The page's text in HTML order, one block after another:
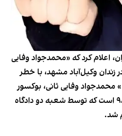
اعلام کرد که «محمدجواد وفایی
وکیل‌آباد مشهد، با خطر
وفایی ثانی، بوکسور
۲۸ ساله و از معترضان آبان ۹۸ است که توسط شعبه دو دادگاه
شد.